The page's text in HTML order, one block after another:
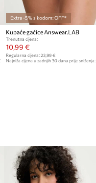
Extra -5% s kodom: OFF*
Kupaće gaćice Answear.LAB
Trenutna cijena:
10,99 €
Regularna cijena: 23,99 €
Najniža cijena u zadnjih 30 dana prije sniženja: